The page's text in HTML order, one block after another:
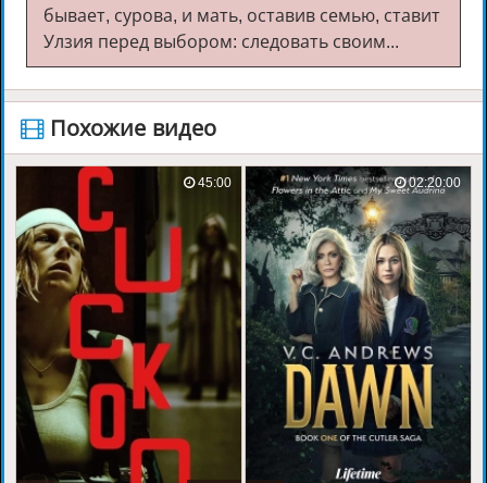
бывает, сурова, и мать, оставив семью, ставит
Улзия перед выбором: следовать своим...
️ Похожие видео
45:00 02:20:00